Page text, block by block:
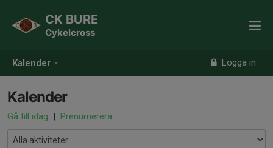
Kalender Logga in
CK BURE
Cykelcross
Kalender
Gå till idag | Prenumerera